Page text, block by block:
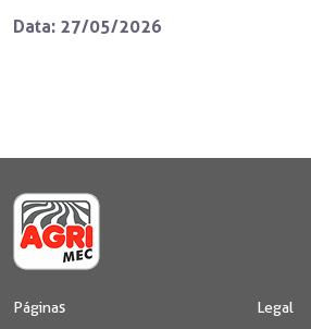
Data: 27/05/2026
Páginas Legal